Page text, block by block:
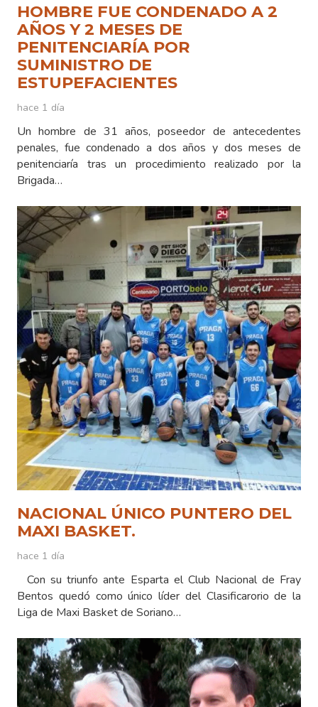
HOMBRE FUE CONDENADO A 2
AÑOS Y 2 MESES DE
PENITENCIARÍA POR
SUMINISTRO DE
ESTUPEFACIENTES
hace 1 día
Un hombre de 31 años, poseedor de antecedentes
penales, fue condenado a dos años y dos meses de
penitenciaría tras un procedimiento realizado por la
Brigada…
NACIONAL ÚNICO PUNTERO DEL
MAXI BASKET.
hace 1 día
Con su triunfo ante Esparta el Club Nacional de Fray
Bentos quedó como único líder del Clasificarorio de la
Liga de Maxi Basket de Soriano…